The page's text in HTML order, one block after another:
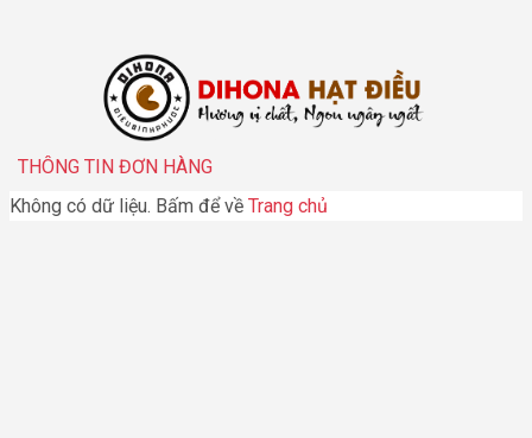
THÔNG TIN ĐƠN HÀNG
Không có dữ liệu. Bấm để về Trang chủ